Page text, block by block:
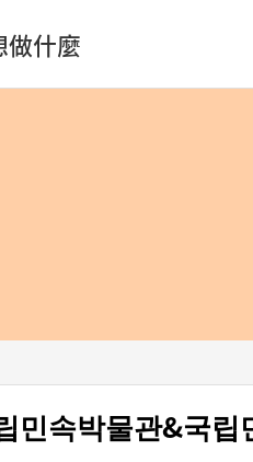
做什麼
민속박물관&국립